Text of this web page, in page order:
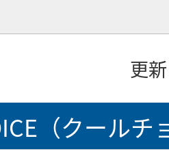
更
（クールチ